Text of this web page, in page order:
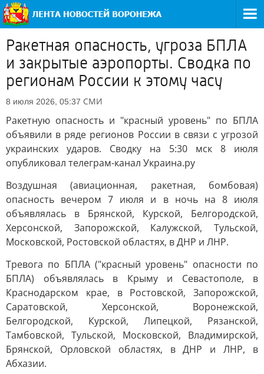
Ракетная опасность, угроза БПЛА
и закрытые аэропорты. Сводка по
регионам России к этому часу
8 июля 2026, 05:37 СМИ
Ракетную опасность и "красный уровень" по БПЛА
объявили в ряде регионов России в связи с угрозой
украинских ударов. Сводку на 5:30 мск 8 июля
опубликовал телеграм-канал Украина.ру
Воздушная (авиационная, ракетная, бомбовая)
опасность вечером 7 июля и в ночь на 8 июля
объявлялась в Брянской, Курской, Белгородской,
Херсонской, Запорожской, Калужской, Тульской,
Московской, Ростовской областях, в ДНР и ЛНР.
Тревога по БПЛА ("красный уровень" опасности по
БПЛА) объявлялась в Крыму и Севастополе, в
Краснодарском крае, в Ростовской, Запорожской,
Саратовской, Херсонской, Воронежской,
Белгородской, Курской, Липецкой, Рязанской,
Тамбовской, Тульской, Московской, Владимирской,
Брянской, Орловской областях, в ДНР и ЛНР, в
Абхазии.